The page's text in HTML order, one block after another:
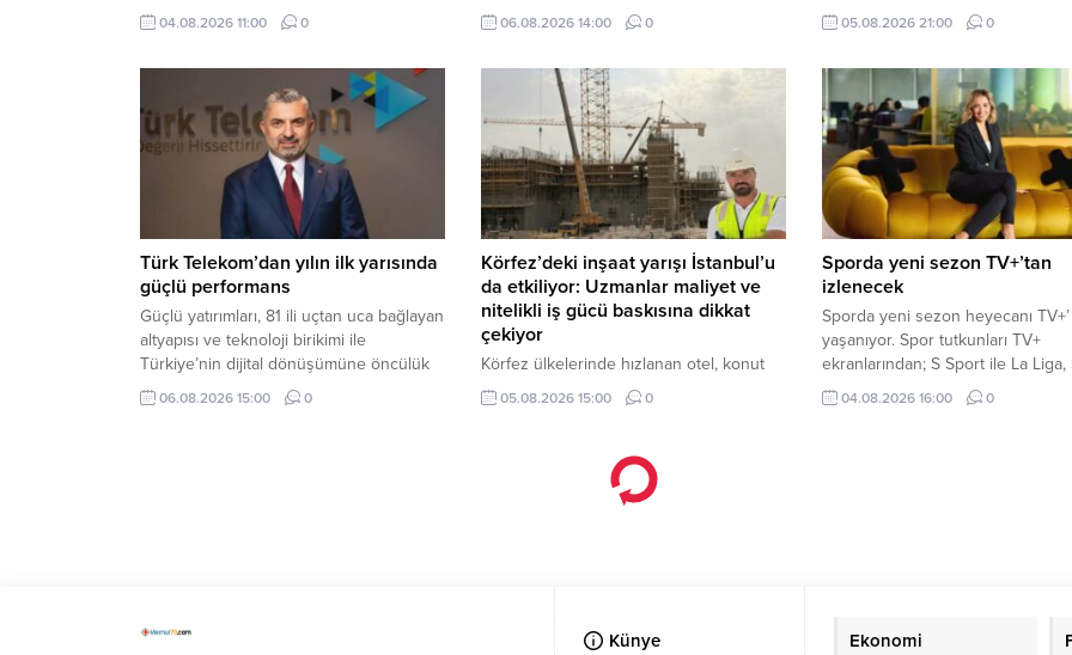
04.08.2026 11:00 0
belirsizliklerine rağmen ton başına 14 bin
178 dolara çıkarak son 12 haftanın
arz endişelerini artırdı.
06.08.2026 14:00 0
kamuda kalacak dev tesis, Alport
işletmeciliği ve kapsamlı
dönüşecek.
05.08.2026 21:00 0
Türk Telekom’dan yılın ilk yarısında
güçlü performans
Güçlü yatırımları, 81 ili uçtan uca bağlayan
altyapısı ve teknoloji birikimi ile
Türkiye’nin dijital dönüşümüne öncülük
eden Türk Telekom, 2026 yılı ikinci
çeyrek finansal ve operasyonel
06.08.2026 15:00 0
Körfez’deki inşaat yarışı İstanbul’u
da etkiliyor: Uzmanlar maliyet ve
nitelikli iş gücü baskısına dikkat
çekiyor
Körfez ülkelerinde hızlanan otel, konut
ve karma kullanım projeleri, yalnızca
bölgesel bir yatırım hareketi olarak değil,
etkileyen yeni bir dalga olarak
05.08.2026 15:00 0
Sporda yeni sezon TV+’tan
izlenecek
Sporda yeni sezon heyecanı
yaşanıyor. Spor tutkunları TV+
ekranlarından; S Sport ile La Liga,
A, NBA, EuroLeague, UFC ve
tabii Spor ile seçili Şampiyonlar
04.08.2026 16:00 0
ABD Başkanı Donald Trump’ın Hürmüz Boğazı’ndan geçen gemiler için duyurduğu 40 milyar dolarlık